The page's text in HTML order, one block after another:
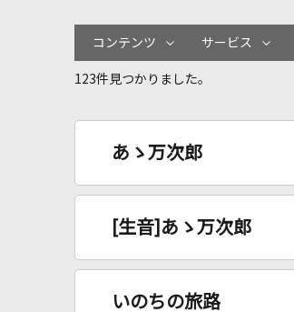
コンテンツ サービス
123件見つかりました。
あゝ万次郎
[生音]あゝ万次郎
いのちの旅路